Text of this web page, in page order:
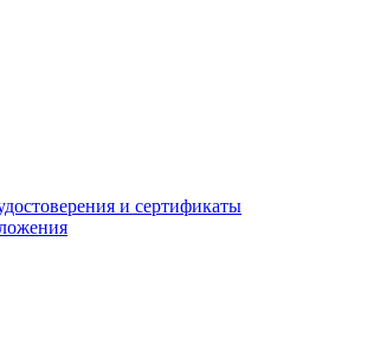
и сертификаты